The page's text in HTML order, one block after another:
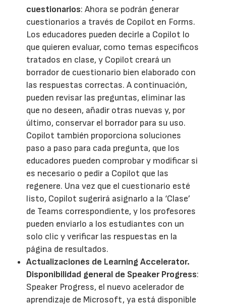
cuestionarios: Ahora se podrán generar
cuestionarios a través de Copilot en Forms.
Los educadores pueden decirle a Copilot lo
que quieren evaluar, como temas específicos
tratados en clase, y Copilot creará un
borrador de cuestionario bien elaborado con
las respuestas correctas. A continuación,
pueden revisar las preguntas, eliminar las
que no deseen, añadir otras nuevas y, por
último, conservar el borrador para su uso.
Copilot también proporciona soluciones
paso a paso para cada pregunta, que los
educadores pueden comprobar y modificar si
es necesario o pedir a Copilot que las
regenere. Una vez que el cuestionario esté
listo, Copilot sugerirá asignarlo a la ‘Clase’
de Teams correspondiente, y los profesores
pueden enviarlo a los estudiantes con un
solo clic y verificar las respuestas en la
página de resultados.
Actualizaciones de Learning Accelerator.
Disponibilidad general de Speaker Progress:
Speaker Progress, el nuevo acelerador de
aprendizaje de Microsoft, ya está disponible